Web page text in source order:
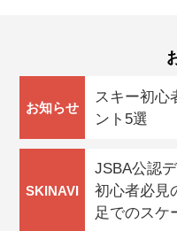
です。出発前日まで申
朝発バス（宿泊）
早朝バス集合場所を出
るツアーです。初日は
出発前日まで申込可能
夜発バス（日帰り）
夜出発するバスに乗っ
お知らせ
スキー初心
ント5選
SKINAVI
JSBA公認
初心者必見
足でのスケ